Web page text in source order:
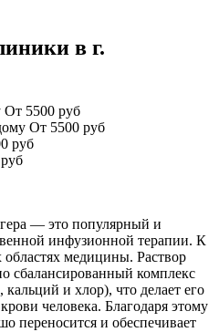
в г.
От 5500 руб
От 5500 руб
руб
— это популярный и
инфузионной терапии. К
медицины. Раствор
сбалансированный комплекс
и хлор), что делает его
человека. Благодаря этому
переносится и обеспечивает